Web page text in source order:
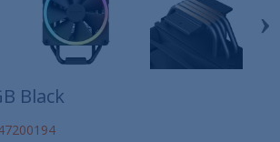
›
Black